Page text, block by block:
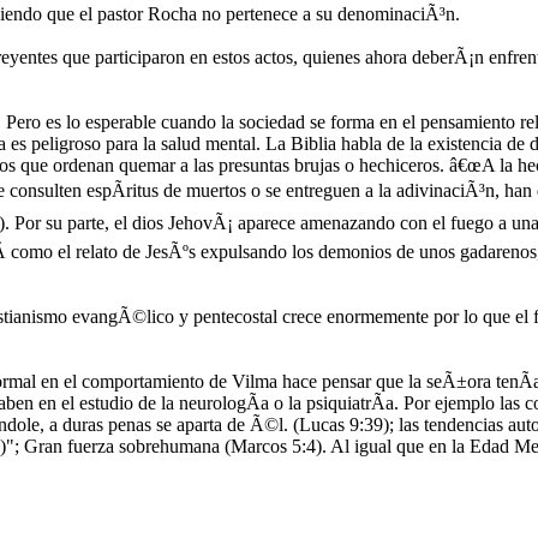
que el pastor Rocha no pertenece a su denominaciÃ³n.
que participaron en estos actos, quienes ahora deberÃ¡n
es lo esperable cuando la sociedad se forma en el pensamiento
peligroso para la salud mental. La Biblia habla de la existencia de
que ordenan quemar a las presuntas brujas o hechiceros. â€œA la
espÃ­ritus de muertos o se entreguen a la adivinaciÃ³n, han
Por su parte, el dios JehovÃ¡ aparece amenazando con el fuego a
el relato de JesÃºs expulsando los demonios de unos
evangÃ©lico y pentecostal crece enormemente por lo que
en el comportamiento de Vilma hace pensar que la seÃ±ora
en el estudio de la neurologÃ­a o la psiquiatrÃ­a. Por ejemplo
a duras penas se aparta de Ã©l. (Lucas 9:39); las tendencias
Gran fuerza sobrehumana (Marcos 5:4). Al igual que en la Edad